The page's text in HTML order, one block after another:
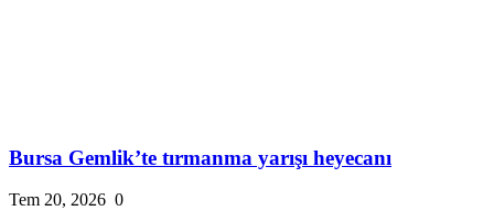
Bursa Gemlik’te tırmanma yarışı heyecanı
Tem 20, 2026 0